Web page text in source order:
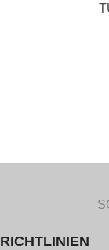
RICHTLINIEN